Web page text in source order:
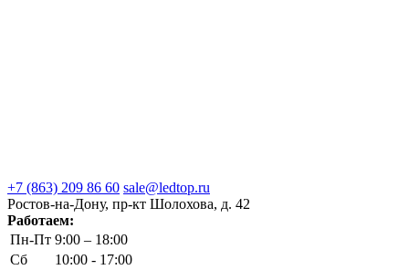
+7 (863) 209 86 60 sale@ledtop.ru
Ростов-на-Дону, пр-кт Шолохова, д. 42
Работаем:
Пн-Пт 9:00 – 18:00
Сб
10:00 - 17:00